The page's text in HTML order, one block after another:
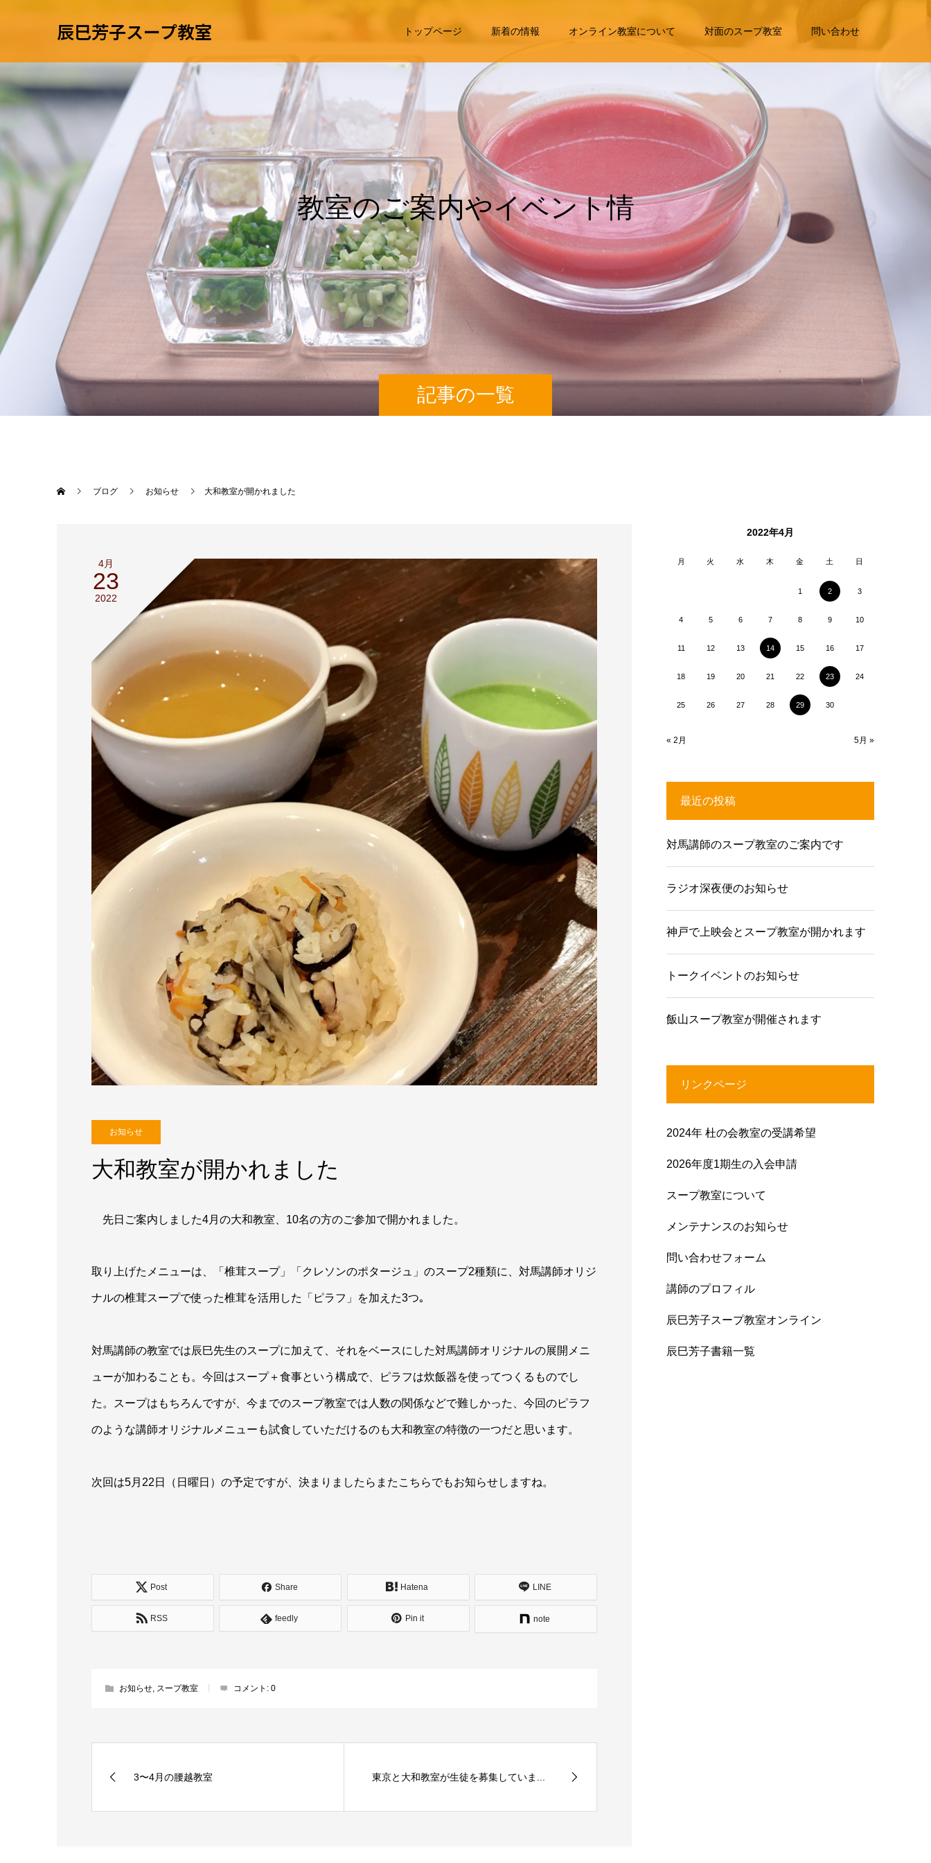
辰巳芳子スープ教室 トップページ 新着の情報 オンライン教室について 対面のスープ教室 問い合わせ
記事の一覧
教室のご案 内やイベント情報を
掲載して
ブログ お知らせ 大和教室が開かれました
4月
23
2022
お知らせ
大和教室が開かれました
先日ご案内しました4月の大和教室、10名の方のご参加で開かれました。
取り上げたメニューは、「椎茸スープ」「クレソンのポタージュ」のスープ2種類に、対馬講師オリジ
ナルの椎茸スープで使った椎茸を活用した「ピラフ」を加えた3つ｡
対馬講師の教室では辰巳先生のスープに加えて、それをベースにした対馬講師オリジナルの展開メニ
ューが加わることも。今回はスープ＋食事という構成で、ピラフは炊飯器を使ってつくるものでし
た。スープはもちろんですが、今までのスープ教室では人数の関係などで難しかった、今回のピラフ
のような講師オリジナルメニューも試食していただけるのも大和教室の特徴の一つだと思います。
次回は5月22日（日曜日）の予定ですが、決まりましたらまたこちらでもお知らせしますね。
Post Share Hatena LINE
RSS feedly Pin it note
お知らせ スープ教室 コメント: 0
3〜4月の腰越教室 東京と大和教室が生徒を募集していま...
2022年4月
月 火 水 木 金 土 日
1 2 3
4 5 6 7 8 9 10
11 12 13 14 15 16 17
18 19 20 21 22 23 24
25 26 27 28 29 30
« 2月 5月 »
最近の投稿
対馬講師のスープ教室のご案内です
ラジオ深夜便のお知らせ
神戸で上映会とスープ教室が開かれます
トークイベントのお知らせ
飯山スープ教室が開催されます
リンクページ
2024年 杜の会教室の受講希望
2026年度1期生の入会申請
スープ教室について
メンテナンスのお知らせ
問い合わせフォーム
講師のプロフィル
辰巳芳子スープ教室オンライン
辰巳芳子書籍一覧